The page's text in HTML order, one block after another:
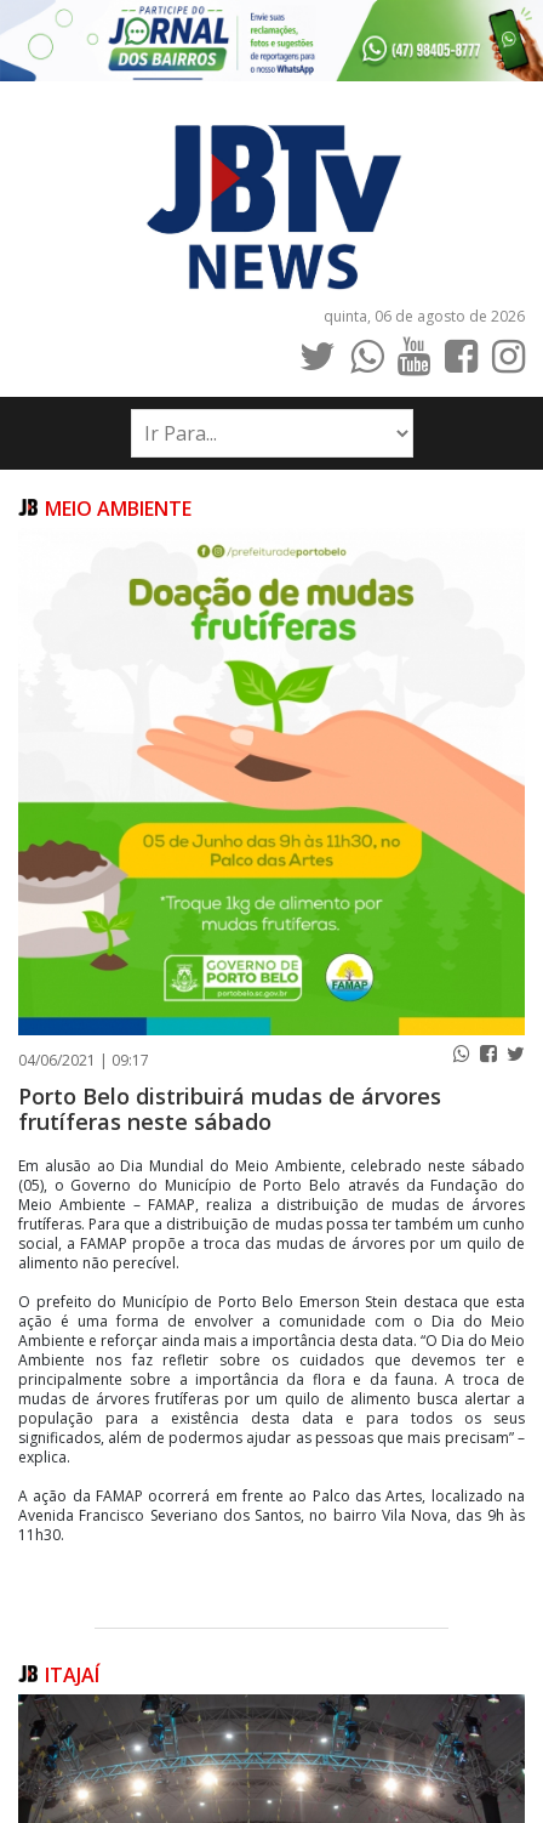
quinta, 06 de agosto de 2026
INÍCIO
NOTÍCIAS
JORNAIS
PUBLICAÇÕES LEGAIS
CONTATO
MEIO AMBIENTE
04/06/2021 | 09:17
Porto Belo distribuirá mudas de árvores
frutíferas neste sábado
Em alusão ao Dia Mundial do Meio Ambiente, celebrado neste sábado
(05), o Governo do Município de Porto Belo através da Fundação do
Meio Ambiente – FAMAP, realiza a distribuição de mudas de árvores
frutíferas. Para que a distribuição de mudas possa ter também um cunho
social, a FAMAP propõe a troca das mudas de árvores por um quilo de
alimento não perecível.
O prefeito do Município de Porto Belo Emerson Stein destaca que esta
ação é uma forma de envolver a comunidade com o Dia do Meio
Ambiente e reforçar ainda mais a importância desta data. “O Dia do Meio
Ambiente nos faz refletir sobre os cuidados que devemos ter e
principalmente sobre a importância da flora e da fauna. A troca de
mudas de árvores frutíferas por um quilo de alimento busca alertar a
população para a existência desta data e para todos os seus
significados, além de podermos ajudar as pessoas que mais precisam” –
explica.
A ação da FAMAP ocorrerá em frente ao Palco das Artes, localizado na
Avenida Francisco Severiano dos Santos, no bairro Vila Nova, das 9h às
11h30.
ITAJAÍ